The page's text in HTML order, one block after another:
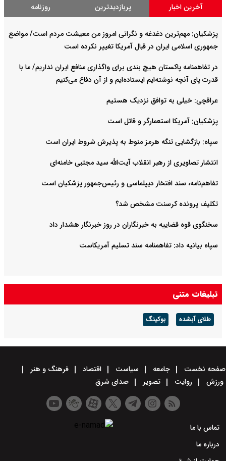
آخرین اخبار پربازدیدترین روزنامه
پزشکیان: مهم‌ترین دغدغه و نگرانی امروز من معیشت مردم است/ مواضع
جمهوری اسلامی ایران در قبال آمریکا تغییر نکرده است
در تفاهمنامه پاکستان هیچ بندی برای واگذاری منافع ایران نداریم/ ما با
قدرت پای آنچه نوشته‌ایم ایستاده‌ایم و از آن دفاع می‌کنیم
عراقچی: خیلی به توافق نزدیک هستیم
پزشکیان: آمریکا استعمارگر و قاتل است
سپاه: بازگشایی تنگه هرمز منوط به پذیرش شروط ایران است
انتشار تصاویری از رهبر انقلاب آیت‌الله سید مجتبی خامنه‌ای
تفاهم‌نامه، سند افتخار دیپلماسی و رئیس‌جمهور پزشکیان است
تکلیف پرونده کرسنت مشخص شد؟
سخنگوی قوه قضاییه به خبرنگاران در روز خبرنگار هشدار داد
سپاه بیانیه داد: تفاهمنامه سند تسلیم آمریکاست
تبلیغات متنی
طلای آبشده بوکینگ
صفحه نخست جامعه سیاست اقتصاد
فرهنگ و هنر
ورزش
روایت تصویر صدای شرق
تماس با ما
درباره ما